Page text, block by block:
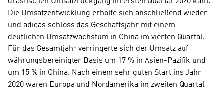
Die Umsatzentwicklung erholte sich anschließend wieder
und adidas schloss das Geschäftsjahr mit einem
deutlichen Umsatzwachstum in China im vierten Quartal.
Für das Gesamtjahr verringerte sich der Umsatz auf
währungsbereinigter Basis um 17 % in Asien-Pazifik und
um 15 % in China. Nach einem sehr guten Start ins Jahr
2020 waren Europa und Nordamerika im zweiten Quartal